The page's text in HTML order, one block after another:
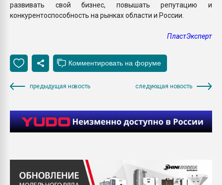
развивать свой бизнес, повышать репутацию и
конкурентоспособность на рынках области и России.
ПластЭксперт
предыдущая новость следующая новость